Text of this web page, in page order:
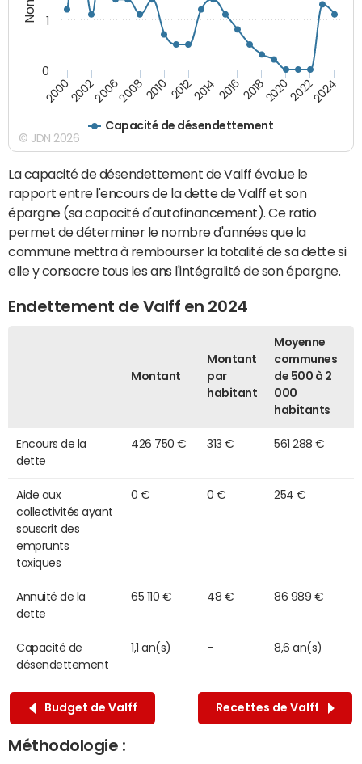
Capacité de désendettement
20002002200620082010 2012201420162018202020222024
0
1
© JDN 2026
La capacité de désendettement de Valff évalue le
rapport entre l'encours de la dette de Valff et son
épargne (sa capacité d'autofinancement). Ce ratio
permet de déterminer le nombre d'années que la
commune mettra à rembourser la totalité de sa dette si
elle y consacre tous les ans l'intégralité de son épargne.
Endettement de Valff en 2024
Montant
Montant
par
habitant
Moyenne
communes
de 500 à 2
000
habitants
Encours de la
dette
426 750 € 313 € 561 288 €
Aide aux
collectivités ayant
souscrit des
emprunts
toxiques
0 € 0 € 254 €
Annuité de la
dette
65 110 € 48 € 86 989 €
Capacité de
désendettement
1,1 an(s) - 8,6 an(s)
Budget de Valff Recettes de Valff
Méthodologie :